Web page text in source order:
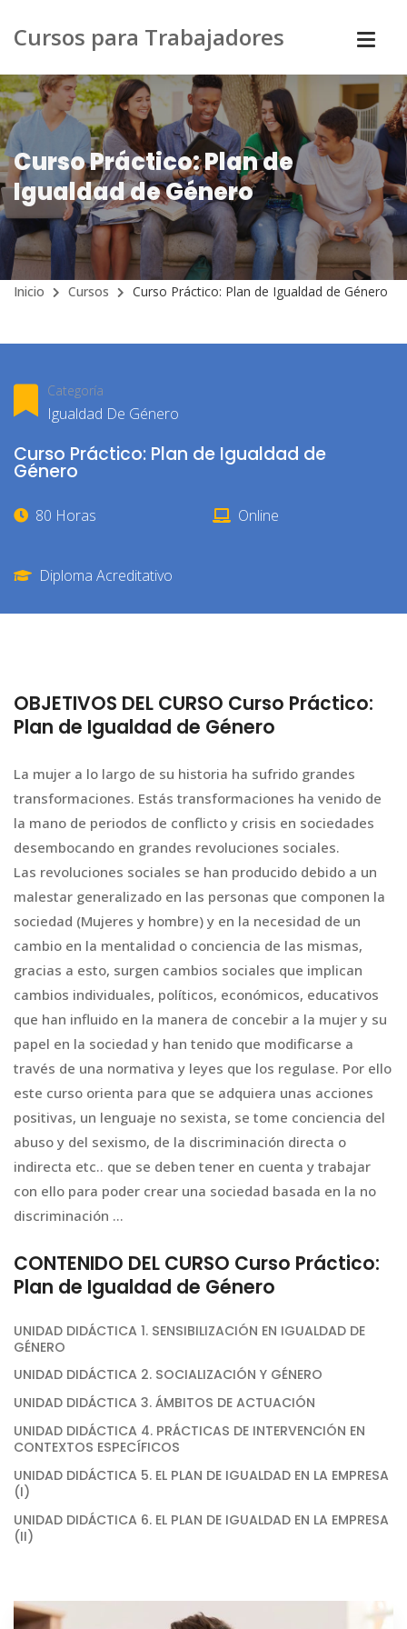
Cursos para Trabajadores
Curso Práctico: Plan de
Igualdad de Género
Inicio Cursos Curso Práctico: Plan de Igualdad de Género
Categoría
Igualdad De Género
Curso Práctico: Plan de Igualdad de
Género
80 Horas Online
Diploma Acreditativo
OBJETIVOS DEL CURSO Curso Práctico:
Plan de Igualdad de Género
La mujer a lo largo de su historia ha sufrido grandes
transformaciones. Estás transformaciones ha venido de
la mano de periodos de conflicto y crisis en sociedades
desembocando en grandes revoluciones sociales.
Las revoluciones sociales se han producido debido a un
malestar generalizado en las personas que componen la
sociedad (Mujeres y hombre) y en la necesidad de un
cambio en la mentalidad o conciencia de las mismas,
gracias a esto, surgen cambios sociales que implican
cambios individuales, políticos, económicos, educativos
que han influido en la manera de concebir a la mujer y su
papel en la sociedad y han tenido que modificarse a
través de una normativa y leyes que los regulase. Por ello
este curso orienta para que se adquiera unas acciones
positivas, un lenguaje no sexista, se tome conciencia del
abuso y del sexismo, de la discriminación directa o
indirecta etc.. que se deben tener en cuenta y trabajar
con ello para poder crear una sociedad basada en la no
discriminación …
CONTENIDO DEL CURSO Curso Práctico:
Plan de Igualdad de Género
UNIDAD DIDÁCTICA 1. SENSIBILIZACIÓN EN IGUALDAD DE
GÉNERO
UNIDAD DIDÁCTICA 2. SOCIALIZACIÓN Y GÉNERO
UNIDAD DIDÁCTICA 3. ÁMBITOS DE ACTUACIÓN
UNIDAD DIDÁCTICA 4. PRÁCTICAS DE INTERVENCIÓN EN
CONTEXTOS ESPECÍFICOS
UNIDAD DIDÁCTICA 5. EL PLAN DE IGUALDAD EN LA EMPRESA
(I)
UNIDAD DIDÁCTICA 6. EL PLAN DE IGUALDAD EN LA EMPRESA
(II)